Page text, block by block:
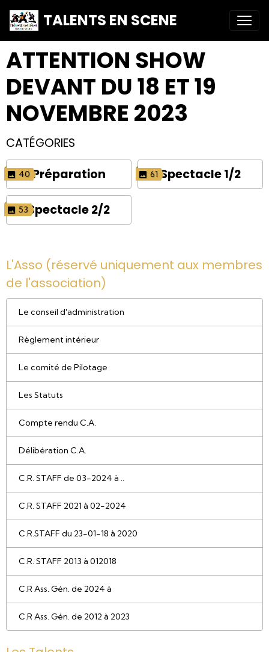
TALENTS EN SCENE
ATTENTION SHOW
DEVANT DU 18 ET 19
NOVEMBRE 2023
CATÉGORIES
40 Préparation 61 Spectacle 1/2
53Spectacle 2/2
L'Asso (réservé uniquement aux membres
de l'association)
Le conseil d'administration
Règlement intérieur
Le comité de Pilotage
Les Statuts
Compte rendu C.A.
Délibération C.A.
C.R. STAFF de 03-2024 à ..
C.R. STAFF 2021 à 02-2024
C.R.STAFF du 23-01-18 à 2020
C.R. STAFF 2013 à 012018
C.R Ass. Gén. de 2024 à
C.R Ass. Gén. de 2012 à 2023